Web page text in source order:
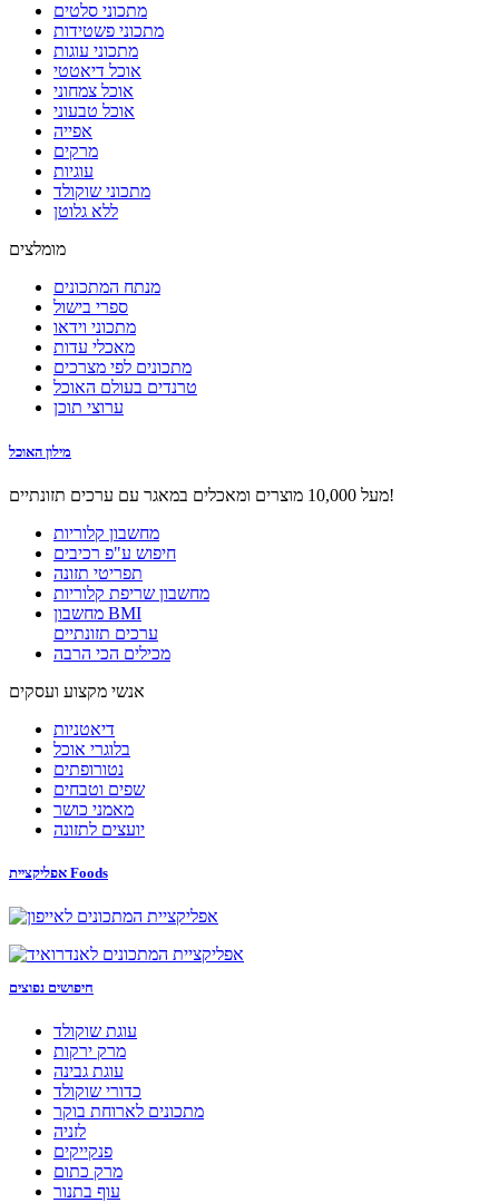
מתכוני סלטים
מתכוני פשטידות
מתכוני עוגות
אוכל דיאטטי
אוכל צמחוני
אוכל טבעוני
אפייה
מרקים
עוגיות
מתכוני שוקולד
ללא גלוטן
מומלצים
מנתח המתכונים
ספרי בישול
מתכוני וידאו
מאכלי עדות
מתכונים לפי מצרכים
טרנדים בעולם האוכל
ערוצי תוכן
מילון האוכל
מעל 10,000 מוצרים ומאכלים במאגר עם ערכים תזונתיים!
מחשבון קלוריות
חיפוש ע"פ רכיבים
תפריטי תזונה
מחשבון שריפת קלוריות
מחשבון BMI
ערכים תזונתיים
מכילים הכי הרבה
אנשי מקצוע ועסקים
דיאטניות
בלוגרי אוכל
נטורופתים
שפים וטבחים
מאמני כושר
יועצים לתזונה
אפליקציית Foods
חיפושים נפוצים
עוגת שוקולד
מרק ירקות
עוגת גבינה
כדורי שוקולד
מתכונים לארוחת בוקר
לזניה
פנקייקים
מרק כתום
עוף בתנור